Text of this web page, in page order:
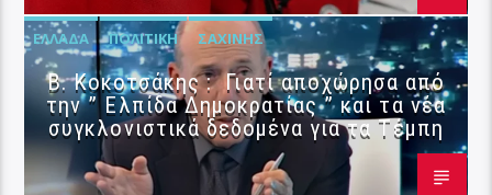
ΕΛΛΆΔΑ ΠΟΛΙΤΙΚΉ ΣΑΧΊΝΗΣ
Β. Κοκοτσάκης : Γιατί αποχώρησα από
την ” Ελπίδα Δημοκρατίας ” και τα νέα
συγκλονιστικά δεδομένα για τα Τέμπη